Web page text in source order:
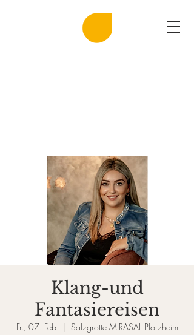
Klang-und
Fantasiereisen
Fr., 07. Feb.
  |
Salzgrotte MIRASAL Pforzheim